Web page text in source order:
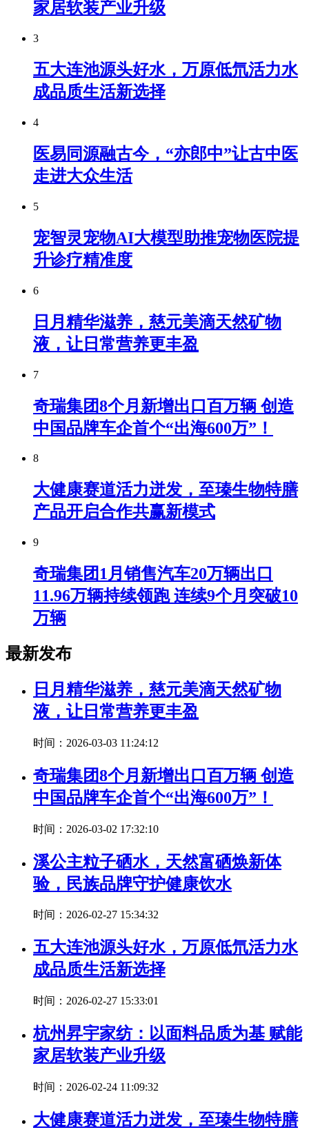
家居软装产业升级
3
五大连池源头好水，万原低氘活力水
成品质生活新选择
4
医易同源融古今，“亦郎中”让古中医
走进大众生活
5
宠智灵宠物AI大模型助推宠物医院提
升诊疗精准度
6
日月精华滋养，慈元美滴天然矿物
液，让日常营养更丰盈
7
奇瑞集团8个月新增出口百万辆 创造
中国品牌车企首个“出海600万”！
8
大健康赛道活力迸发，至瑧生物特膳
产品开启合作共赢新模式
9
奇瑞集团1月销售汽车20万辆出口
11.96万辆持续领跑 连续9个月突破10
万辆
最新发布
日月精华滋养，慈元美滴天然矿物
液，让日常营养更丰盈
时间：2026-03-03 11:24:12
奇瑞集团8个月新增出口百万辆 创造
中国品牌车企首个“出海600万”！
时间：2026-03-02 17:32:10
溪公主粒子硒水，天然富硒焕新体
验，民族品牌守护健康饮水
时间：2026-02-27 15:34:32
五大连池源头好水，万原低氘活力水
成品质生活新选择
时间：2026-02-27 15:33:01
杭州昇宇家纺：以面料品质为基 赋能
家居软装产业升级
时间：2026-02-24 11:09:32
大健康赛道活力迸发，至瑧生物特膳